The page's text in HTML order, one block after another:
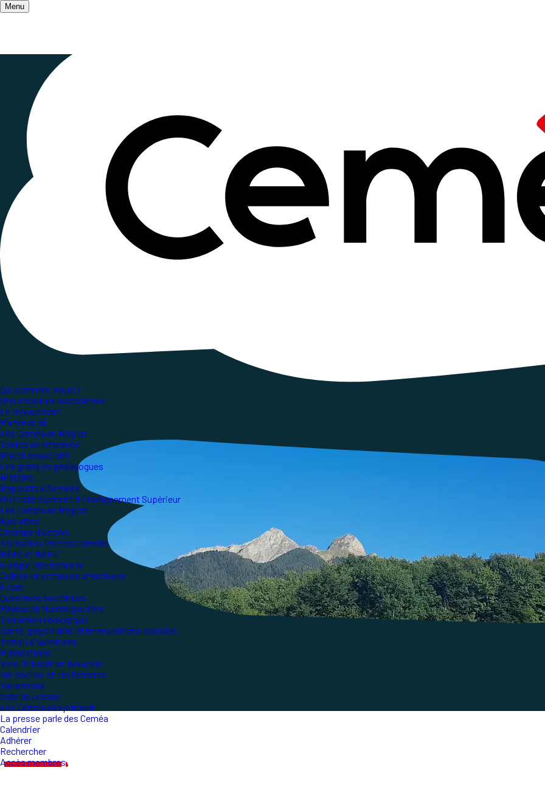
Menu
Qui sommes-nous ?
Une structure associative
Le mouvement
Partenariat
Les Ceméa en Région
Textes de référence
Projet associatif
Les grand.es pédagogues
Histoire
Rapports d'Activité
Un Etablissement d'Enseignement Supérieur
Les Ceméa en Région
Nos sites
Champs d'action
Animation Professionnelle
BAFA et BAFD
Europe international
Culture et pratiques artistiques
École
Questions sociétales
Médias et Numérique libre
Transition écologique
Santé, psychiatrie et interventions sociales
Terrain d'aventures
Publications
Vers l'Éducation Nouvelle
Vie Sociale et Traitements
Yakamedia
Salle de presse
Les Ceméa s'expriment
La presse parle des Ceméa
Calendrier
Adhérer
Rechercher
Accès membres
Qui sommes-nous ?
Rencontres de l'Education
Nouvelle 2025
13 juin 2025
27 octobre 2025 à 14h25
Lecture ~1 minute